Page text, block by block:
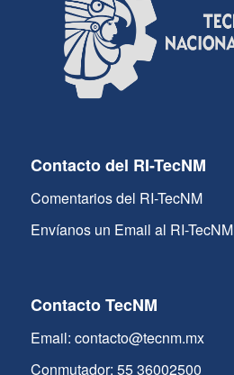
Contacto del RI-TecNM
Comentarios del RI-TecNM
Envíanos un Email al RI-TecNM
Contacto TecNM
Email: contacto@tecnm.mx
Conmutador: 55 36002500